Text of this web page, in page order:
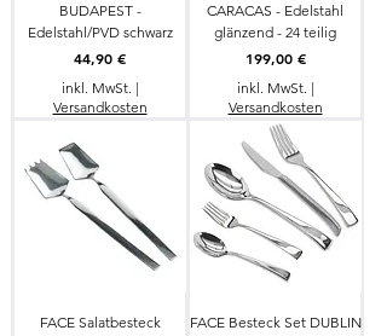
BUDAPEST -
Edelstahl/PVD schwarz
Preis
44,90 €
inkl. MwSt. |
Versandkosten
CARACAS - Edelstahl
glänzend - 24 teilig
Preis
199,00 €
inkl. MwSt. |
Versandkosten
FACE Salatbesteck
FACE Besteck Set DUBLIN